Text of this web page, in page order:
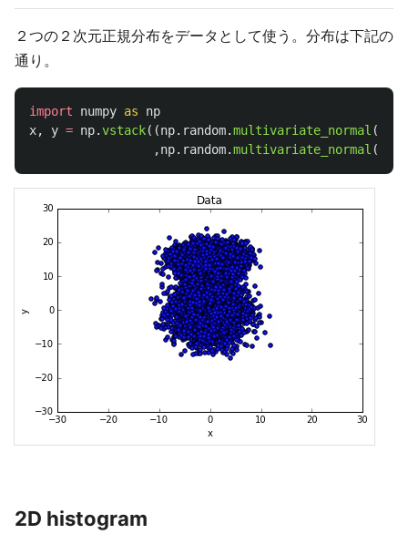
２つの２次元正規分布をデータとして使う。分布は下記の
通り。
import numpy as
np
x, y = np.vstack((np. random.multivariate_normal ([
,np. random.multivariate_normal ([
2D histogram